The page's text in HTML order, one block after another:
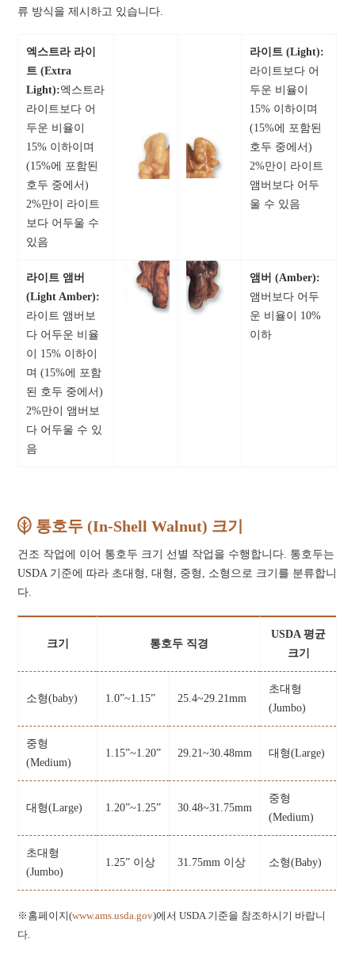
류 방식을 제시하고 있습니다.
엑스트라 라이
트 (Extra
Light):엑스트라
라이트보다 어
두운 비율이
15% 이하이며
(15%에 포함된
호두 중에서)
2%만이 라이트
보다 어두울 수
있음
라이트 (Light):
라이트보다 어
두운 비율이
15% 이하이며
(15%에 포함된
호두 중에서)
2%만이 라이트
앰버보다 어두
울 수 있음
라이트 앰버
(Light Amber):
라이트 앰버보
다 어두운 비율
이 15% 이하이
며 (15%에 포함
된 호두 중에서)
2%만이 앰버보
다 어두울 수 있
음
앰버 (Amber):
앰버보다 어두
운 비율이 10%
이하
통호두 (In-Shell Walnut) 크기
건조 작업에 이어 통호두 크기 선별 작업을 수행합니다. 통호두는
USDA 기준에 따라 초대형, 대형, 중형, 소형으로 크기를 분류합니
다.
크기 통호두 직경
USDA 평균
크기
소형(baby) 1.0”~1.15” 25.4~29.21mm
초대형
(Jumbo)
중형
(Medium)
1.15”~1.20” 29.21~30.48mm 대형(Large)
대형(Large) 1.20”~1.25” 30.48~31.75mm
중형
(Medium)
초대형
(Jumbo)
1.25” 이상 31.75mm 이상 소형(Baby)
※홈페이지(www.ams.usda.gov)에서 USDA 기준을 참조하시기 바랍니
다.